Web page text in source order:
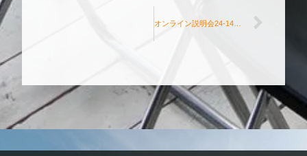
オンライン説明会24-14日（金） 11時〜12時